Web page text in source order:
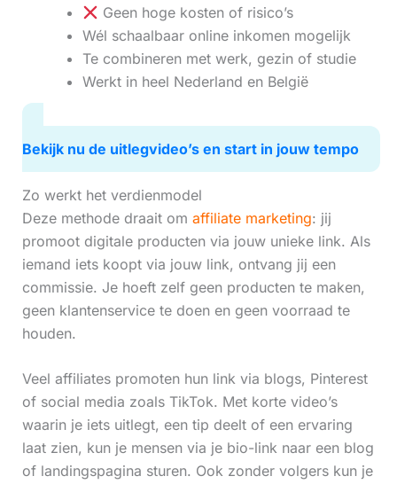
Geen hoge kosten of risico’s
Wél schaalbaar online inkomen mogelijk
Te combineren met werk, gezin of studie
Werkt in heel Nederland en België
Bekijk nu de uitlegvideo’s en start in jouw tempo
Zo werkt het verdienmodel
Deze methode draait om affiliate marketing: jij
promoot digitale producten via jouw unieke link. Als
iemand iets koopt via jouw link, ontvang jij een
commissie. Je hoeft zelf geen producten te maken,
geen klantenservice te doen en geen voorraad te
houden.
Veel affiliates promoten hun link via blogs, Pinterest
of social media zoals TikTok. Met korte video’s
waarin je iets uitlegt, een tip deelt of een ervaring
laat zien, kun je mensen via je bio-link naar een blog
of landingspagina sturen. Ook zonder volgers kun je